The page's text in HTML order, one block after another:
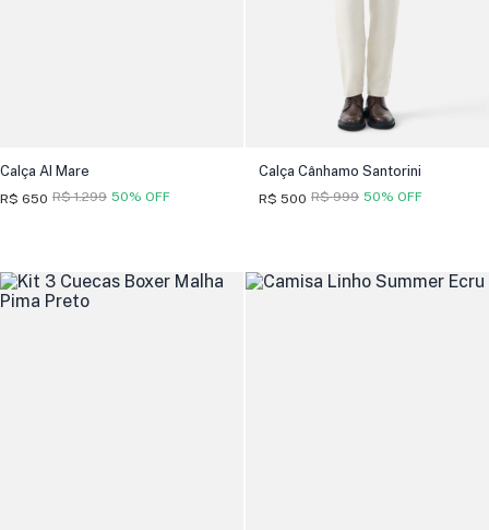
Calça Al Mare
R$ 650 50% OFF
R$ 1.299
Calça Cânhamo Santorini
R$ 500 50% OFF
R$ 999